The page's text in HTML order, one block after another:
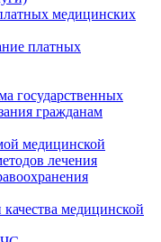
медицинских
платных
государственных
гражданам
медицинской
лечения
медицинской